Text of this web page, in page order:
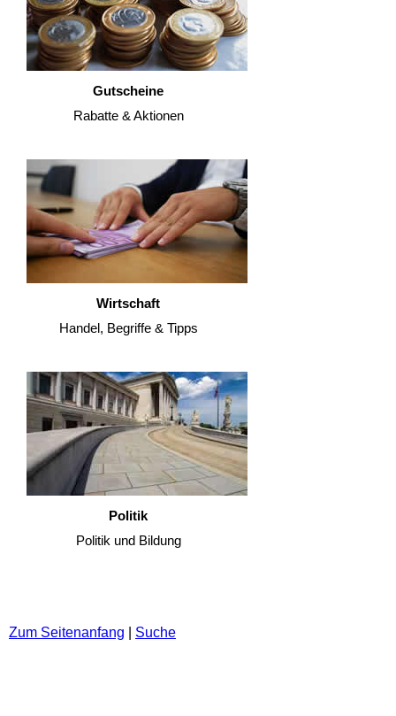
Gutscheine
Rabatte & Aktionen
Wirtschaft
Handel, Begriffe & Tipps
Politik
Politik und Bildung
Zum Seitenanfang Suche